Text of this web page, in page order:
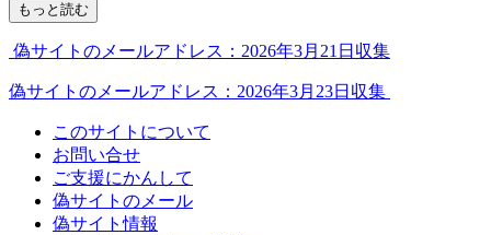
もっと読む
偽サイトのメールアドレス：2026年3月21日収集
偽サイトのメールアドレス：2026年3月23日収集
このサイトについて
お問い合せ
ご支援にかんして
偽サイトのメール
偽サイト情報